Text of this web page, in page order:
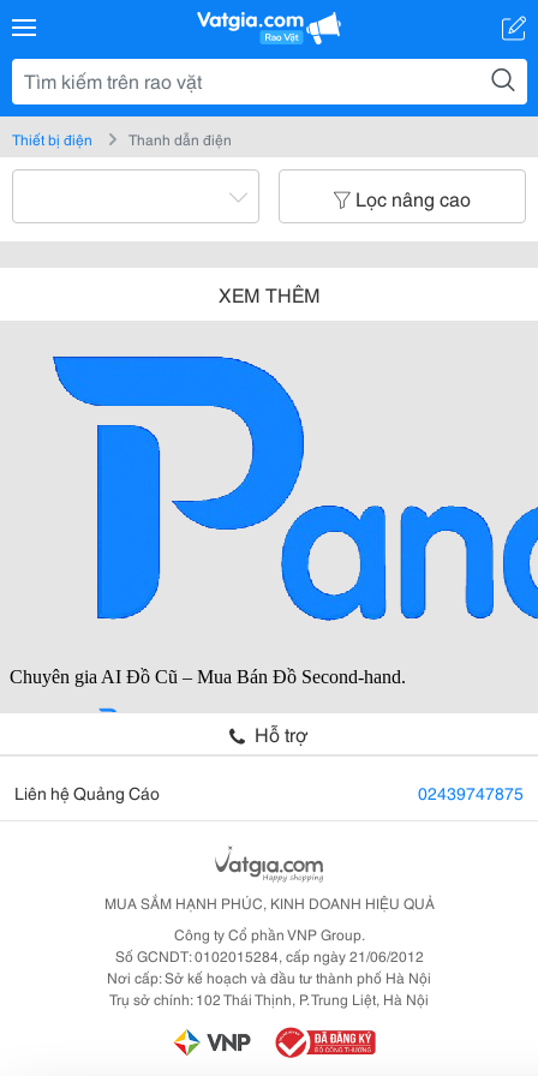
Thiết bị điện Thanh dẫn điện
Lọc nâng cao
XEM THÊM
Hỗ trợ
Liên hệ Quảng Cáo 02439747875
MUA SẮM HẠNH PHÚC, KINH DOANH HIỆU QUẢ
Công ty Cổ phần VNP Group.
Số GCNDT: 0102015284, cấp ngày 21/06/2012
Nơi cấp: Sở kế hoạch và đầu tư thành phố Hà Nội
Trụ sở chính: 102 Thái Thịnh, P. Trung Liệt, Hà Nội